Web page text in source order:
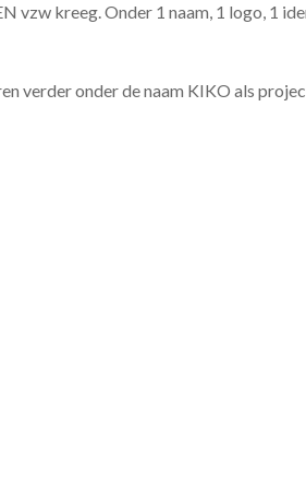
vzw kreeg. Onder 1 naam, 1 logo, 1
verder onder de naam KIKO als